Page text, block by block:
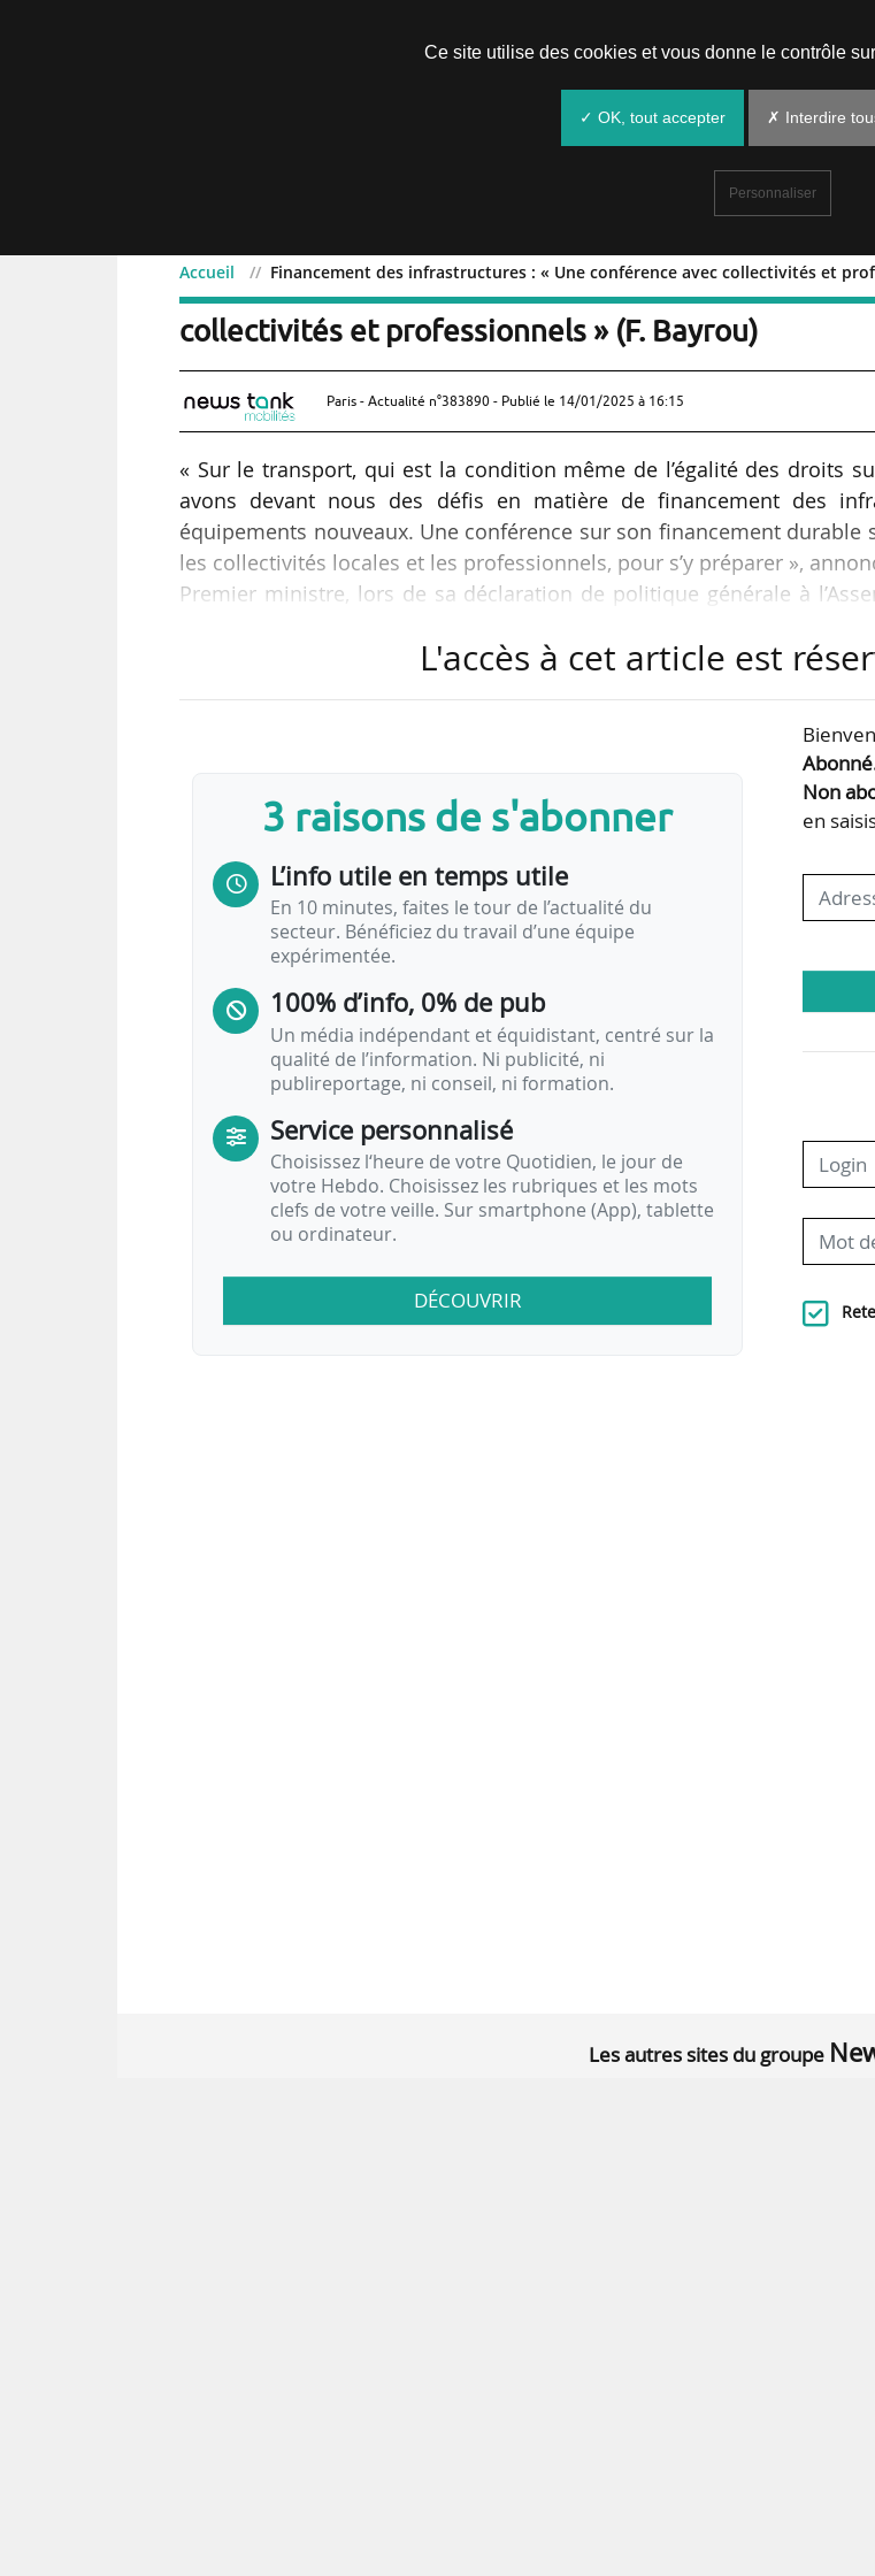
Accueil Financement des infrastructures : « Une conférence avec collectivités et
Financement des infrastructures : « Une
collectivités et professionnels » (F. Bayrou)
Paris - Actualité n°383890 - Publié le 14/01/2025 à 16:15
« Sur le transport, qui est la condition même de l’égalité des droits
avons devant nous des défis en matière de financement des
équipements nouveaux. Une conférence sur son financement durable
les collectivités locales et les professionnels, pour s’y préparer »,
Premier ministre, lors de sa déclaration de politique générale à
• adopter sans tarder les budgets de l’État et de la sécurité sociale,
• mettre en place les conditions de la stabilité, qui impose de se
• refonder l’action publique.
« La situation…
L'accès à cet article est
3 raisons de s'abonner
L’info utile en temps utile
En 10 minutes, faites le tour de l’actualité du
secteur. Bénéficiez du travail d’une équipe
expérimentée.
100% d’info, 0% de pub
Un média indépendant et équidistant, centré sur la
qualité de l’information. Ni publicité, ni
publireportage, ni conseil, ni formation.
Service personnalisé
Choisissez l‘heure de votre Quotidien, le jour de
votre Hebdo. Choisissez les rubriques et les mots
clefs de votre veille. Sur smartphone (App), tablette
ou ordinateur.
DÉCOUVRIR
Non
en
Les autres sites du groupe
Ce site utilise des cookies et vous donne le contrôle
✓ OK, tout accepter ✗ Interdire
Personnaliser